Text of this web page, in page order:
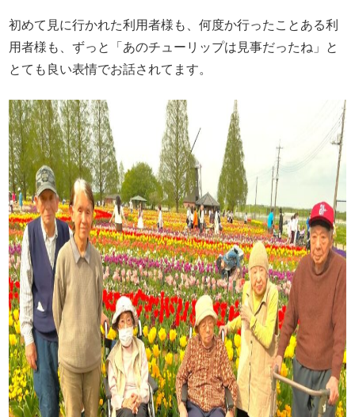
初めて見に行かれた利用者様も、何度か行ったことある利
用者様も、ずっと「あのチューリップは見事だったね」と
とても良い表情でお話されてます。